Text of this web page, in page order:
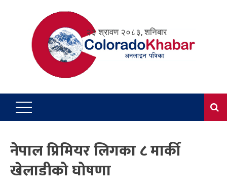
२३ श्रावण २०८३, शनिबार
नेपाल प्रिमियर लिगका ८ मार्की
खेलाडीको घोषणा